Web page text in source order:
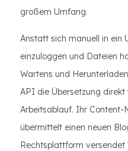
großem Umfang.
Anstatt sich manuell in ein
einzuloggen und Dateien
Wartens und
API die Übersetzung
Arbeitsablauf. Ihr Content-
übermittelt einen neuen
Rechtsplattform